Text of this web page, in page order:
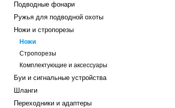
Подводные фонари
Ружья для подводной охоты
Ножи и стропорезы
Ножи
Стропорезы
Комплектующие и аксессуары
Буи и сигнальные устройства
Шланги
Переходники и адаптеры